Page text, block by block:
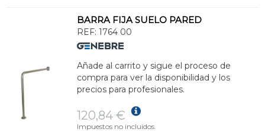
BARRA FIJA SUELO PARED
REF: 1764 00
Añade al carrito y sigue el proceso de
compra para ver la disponibilidad y los
precios para profesionales.
120,84 €
Impuestos no incluidos.